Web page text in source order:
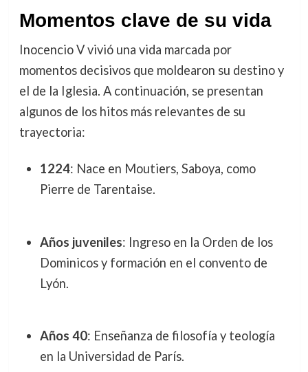
Momentos clave de su vida
Inocencio V vivió una vida marcada por
momentos decisivos que moldearon su destino y
el de la Iglesia. A continuación, se presentan
algunos de los hitos más relevantes de su
trayectoria:
1224: Nace en Moutiers, Saboya, como
Pierre de Tarentaise.
Años juveniles: Ingreso en la Orden de los
Dominicos y formación en el convento de
Lyón.
Años 40: Enseñanza de filosofía y teología
en la Universidad de París.